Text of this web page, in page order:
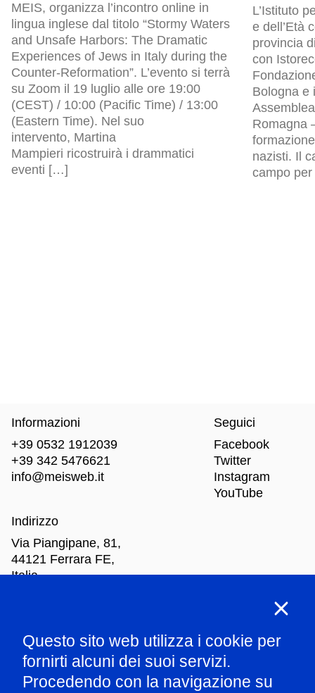
MEIS, organizza l’incontro online in
lingua inglese dal titolo “Stormy Waters
and Unsafe Harbors: The Dramatic
Experiences of Jews in Italy during the
Counter-Reformation”. L’evento si terrà
su Zoom il 19 luglio alle ore 19:00
(CEST) / 10:00 (Pacific Time) / 13:00
(Eastern Time). Nel suo
intervento, Martina
Mampieri ricostruirà i drammatici
eventi […]
L’Istituto
e dell’Età
provincia
con
Bologna e
Romagna
nazisti. Il
campo
Questo sito web utilizza i cookie per
fornirti alcuni dei suoi servizi.
Procedendo con la navigazione su
Informazioni
+39 0532 1912039
+39 342 5476621
info@meisweb.it
Indirizzo
Via Piangipane, 81,
44121 Ferrara FE,
Italia
Seguici
Facebook
Twitter
Instagram
YouTube
Mar-Dom: dalle 10.00 alle 18.00
Parla con il nostro staff